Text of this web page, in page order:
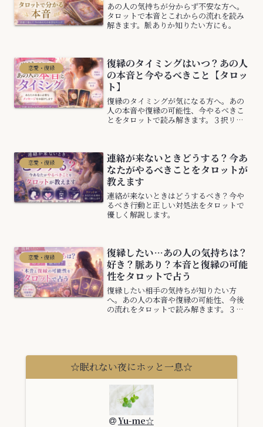
あの人の気持ちが分からず不安な方へ。
タロットで本音とこれからの流れを読み
解きます。脈ありか知りたい方にも。
恋愛・復縁
復縁のタイミングはいつ？あの人
の本音と今やるべきこと【タロッ
ト】
復縁のタイミングが気になる方へ。あの
人の本音や復縁の可能性、今やるべきこ
とをタロットで読み解きます。３択リー
恋愛・復縁
連絡が来ないときどうする？今あ
なたがやるべきことをタロットが
教えます
連絡が来ないときはどうするべき？今や
るべき行動と正しい対処法をタロットで
優しく解説します。
恋愛・復縁
復縁したい…あの人の気持ちは？
好き？脈あり？本音と復縁の可能
性をタロットで占う
復縁したい相手の気持ちが知りたい方
へ。あの人の本音や復縁の可能性、今後
の流れをタロットで読み解きます。３択
☆眠れない夜にホッと一息☆
Yu-me☆